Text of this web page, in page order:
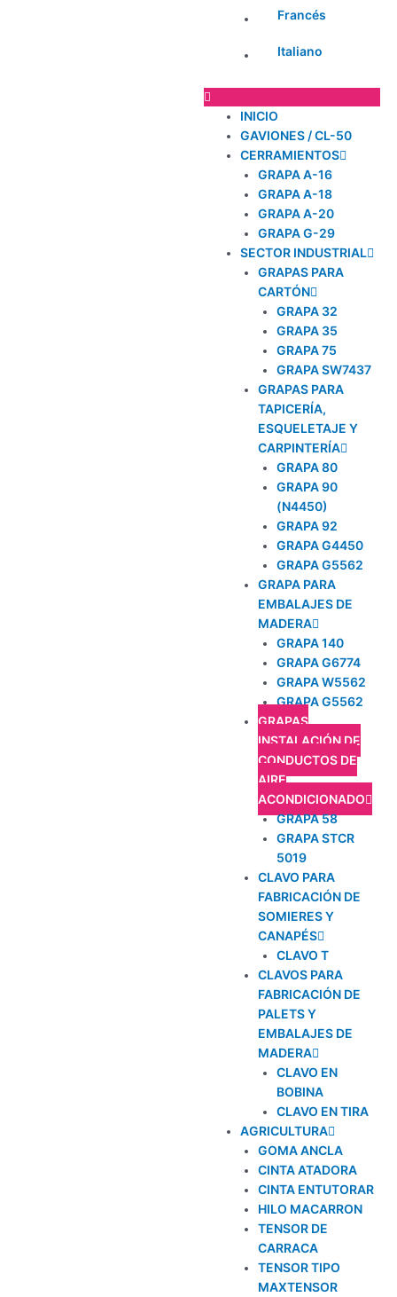
Francés
Italiano
INICIO
GAVIONES / CL-50
CERRAMIENTOS
GRAPA A-16
GRAPA A-18
GRAPA A-20
GRAPA G-29
SECTOR INDUSTRIAL
GRAPAS PARA
CARTÓN
GRAPA 32
GRAPA 35
GRAPA 75
GRAPA SW7437
GRAPAS PARA
TAPICERÍA,
ESQUELETAJE Y
CARPINTERÍA
GRAPA 80
GRAPA 90
(N4450)
GRAPA 92
GRAPA G4450
GRAPA G5562
GRAPA PARA
EMBALAJES DE
MADERA
GRAPA 140
GRAPA G6774
GRAPA W5562
GRAPA G5562
GRAPAS
INSTALACIÓN DE
CONDUCTOS DE
AIRE
ACONDICIONADO
GRAPA 58
GRAPA STCR
5019
CLAVO PARA
FABRICACIÓN DE
SOMIERES Y
CANAPÉS
CLAVO T
CLAVOS PARA
FABRICACIÓN DE
PALETS Y
EMBALAJES DE
MADERA
CLAVO EN
BOBINA
CLAVO EN TIRA
AGRICULTURA
GOMA ANCLA
CINTA ATADORA
CINTA ENTUTORAR
HILO MACARRON
TENSOR DE
CARRACA
TENSOR TIPO
MAXTENSOR